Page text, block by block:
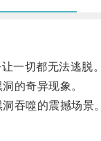
一切都无法逃脱。
的奇异现象。
吞噬的震撼场景。